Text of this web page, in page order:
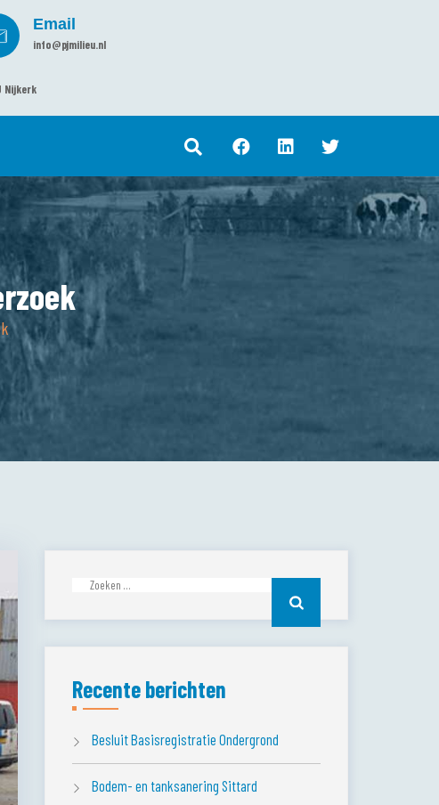
Email
info@pjmilieu.nl
Nijkerk
Zoeken
Recente berichten
Besluit Basisregistratie Ondergrond
Bodem- en tanksanering Sittard